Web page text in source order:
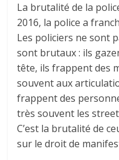
La brutalité de la
2016, la police a
Les policiers ne sont
sont brutaux : ils
tête, ils frappent des
souvent aux
frappent des
très souvent les
C’est la brutalité de
sur le droit de